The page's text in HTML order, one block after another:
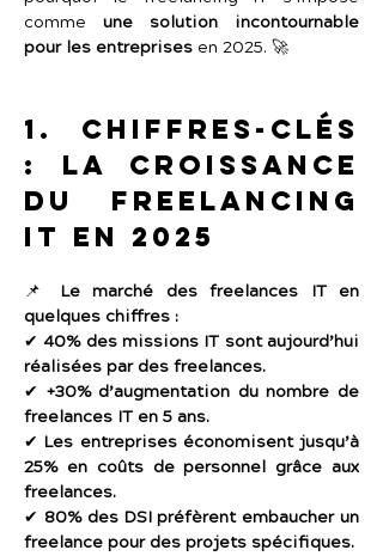
comme une solution incontournable
pour les entreprises en 2025. 🚀
1. Chiffres-clés
: La croissance
du freelancing
IT en 2025
📌 Le marché des freelances IT en
quelques chiffres :
✔ 40% des missions IT sont aujourd’hui
réalisées par des freelances.
✔ +30% d’augmentation du nombre de
freelances IT en 5 ans.
✔ Les entreprises économisent jusqu’à
25% en coûts de personnel grâce aux
freelances.
✔ 80% des DSI préfèrent embaucher un
freelance pour des projets spécifiques.